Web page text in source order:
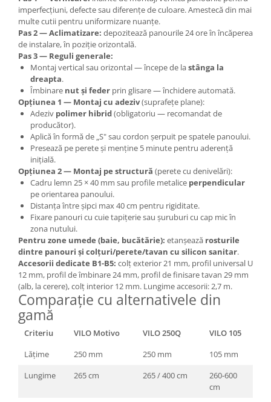
imperfecțiuni, defecte sau diferențe de culoare. Amestecă din mai
multe cutii pentru uniformizare nuanțe.
Pas 2 — Aclimatizare: depozitează panourile 24 ore în încăperea
de instalare, în poziție orizontală.
Pas 3 — Reguli generale:
Montaj vertical sau orizontal — începe de lastânga la
dreapta.
Îmbinare nut și feder prin glisare — închidere automată.
Opțiunea 1 — Montaj cu adeziv(suprafețe plane):
Adeziv polimer hibrid(obligatoriu — recomandat de
producător).
Aplică în formă de „S" sau cordon șerpuit pe spatele panoului.
Presează pe perete și menține 5 minute pentru aderență
inițială.
Opțiunea 2 — Montaj pe structură (perete cu denivelări):
Cadru lemn 25 × 40 mm sau profile metalice perpendicular
pe orientarea panoului.
Distanța între șipci max 40 cm pentru rigiditate.
Fixare panouri cu cuie tapițerie sau șuruburi cu cap mic în
zona nutului.
Pentru zone umede (baie, bucătărie): etanșează rosturile
dintre panouri și colțuri/perete/tavan cu silicon sanitar.
Accesorii dedicate B1-B5: colț exterior 21 mm, profil universal U
12 mm, profil de îmbinare 24 mm, profil de finisare tavan 29 mm
(alb, la cerere), colț interior 12 mm. Lungime accesorii: 2,7 m.
Comparație cu alternativele din
gamă
Criteriu VILO Motivo VILO 250Q
VILO 105
Lățime
250 mm 250 mm
105 mm
Lungime
265 cm 265 / 400 cm
260-600
cm